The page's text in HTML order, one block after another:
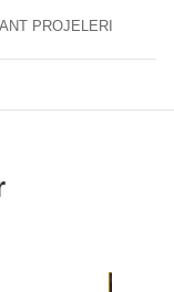
PROJELERI